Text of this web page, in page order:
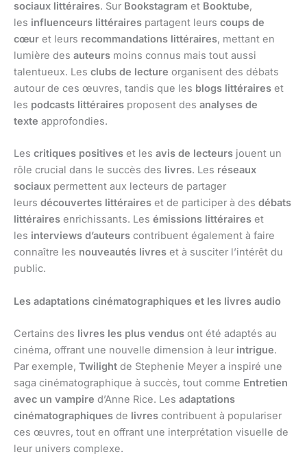
sociaux littéraires. Sur Bookstagram et Booktube,
les influenceurs littéraires partagent leurs coups de
cœur et leurs recommandations littéraires, mettant en
lumière des auteurs moins connus mais tout aussi
talentueux. Les clubs de lecture organisent des débats
autour de ces œuvres, tandis que les blogs littéraires et
les podcasts littéraires proposent des analyses de
texte approfondies.
Les critiques positives et les avis de lecteurs jouent un
rôle crucial dans le succès des livres. Les réseaux
sociaux permettent aux lecteurs de partager
leurs découvertes littéraires et de participer à des débats
littéraires enrichissants. Les émissions littéraires et
les interviews d’auteurs contribuent également à faire
connaître les nouveautés livres et à susciter l’intérêt du
public.
Les adaptations cinématographiques et les livres audio
Certains des livres les plus vendus ont été adaptés au
cinéma, offrant une nouvelle dimension à leur intrigue.
Par exemple, Twilight de Stephenie Meyer a inspiré une
saga cinématographique à succès, tout comme Entretien
avec un vampire d’Anne Rice. Les adaptations
cinématographiques de livres contribuent à populariser
ces œuvres, tout en offrant une interprétation visuelle de
leur univers complexe.